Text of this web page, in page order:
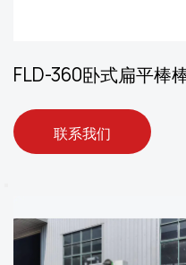
FLD-360卧式扁平棒
联系我们